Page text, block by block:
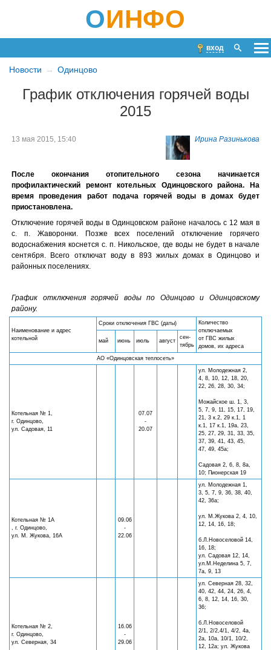
ОИНФО
вход
Новости Одинцово
График отключения горячей воды
2015
Ирина Разинькова
13 мая 2015, 15:40
После окончания отопительного сезона начинается
профилактический ремонт котельных Одинцовского района. На
время проведения работ подача горячей воды в домах будет
приостановлена.
Отключение горячей воды в Одинцовском районе началось с 12 мая в
с. п. Жаворонки. Позже всех поселений отключение горячего
водоснабжения коснется с. п. Никольское, где воды не будет в начале
сентября. Всего отключат воду в 893 жилых домах в Одинцово и
районных поселениях.
График отключения горячей воды по Одинцово и Одинцовскому
району.
Наименование и адрес
котельной
Сроки отключения ГВС (даты)
Количество
отключаемых
от ГВС жилых
домов, их адреса
май июнь июль август
сен-
тябрь
АО «Одинцовская теплосеть»
Котельная № 1,
г. Одинцово,
ул. Садовая, 11
07.07
-
20.07
ул. Молодежная 2,
4, 8, 10, 12, 18, 20,
22, 26, 28, 30, 34;
Можайское ш. 1, 3,
5, 7, 9, 11, 15, 17, 19,
21, 3 к.2, 29 к.1, 1
к.1, 17 к.1, 19а, 23,
25, 27, 29, 31, 33, 35,
37, 39, 41, 43, 45,
47, 49, 45а;
Садовая 2, 6, 8, 8а,
10; Пионерская 19
Котельная № 1А
, г. Одинцово,
ул. М. Жукова, 16А
09.06
-
22.06
ул. Молодежная 1,
3, 5, 7, 9, 36, 38, 40,
42, 36а;
ул. М.Жукова 2, 4, 10,
12, 14, 16, 18;
б.Л.Новоселовой 14,
16, 18;
ул. Садовая 12, 14,
ул.М.Неделина 5, 7,
7а, 9, 13
Котельная № 2,
г. Одинцово,
ул. Северная, 34
16.06
-
29.06
ул. Северная 28, 32,
40, 42, 44, 24, 26, 4,
6, 8, 12, 14, 16, 30,
36;
б.Л.Новоселовой
2/1, 2/2,4/1, 4/2, 4а,
2а, 10а, 10/1, 10/2,
12, 12а; ул. Жукова